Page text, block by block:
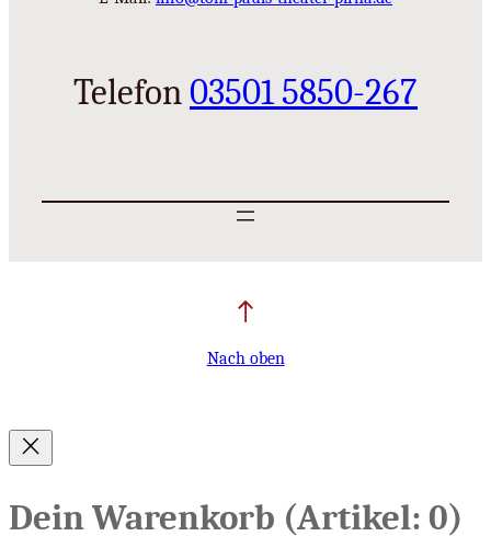
Telefon03501 5850-267
Nach oben
Dein Warenkorb (Artikel: 0)